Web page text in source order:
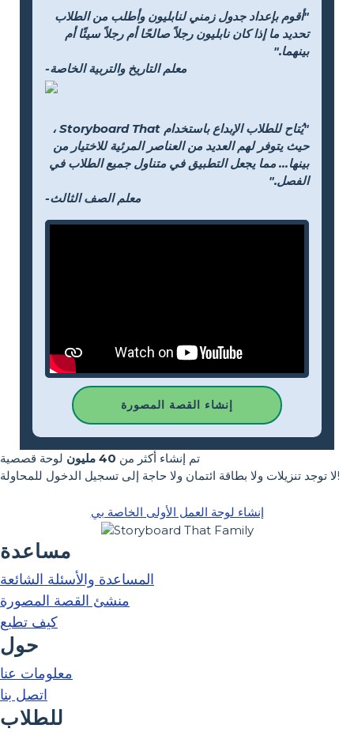
"أقوم بإعداد جدول زمني لنابليون وأطلب من الطلاب
تحديد ما إذا كان نابليون رجلاً صالحًا أم رجلاً سيئًا أم
بينهما."
-معلم التاريخ والتربية الخاصة
"يُتاح للطلاب الإبداع باستخدام Storyboard That ،
حيث يتوفر لهم العديد من العناصر المرئية للاختيار من
بينها... مما يجعل التطبيق في متناول جميع الطلاب في
الفصل."
-معلم الصف الثالث
إنشاء القصة المصورة
تم إنشاء أكثر من 40 مليون
لوحة قصصية
لا توجد تنزيلات ولا بطاقة ائتمان ولا حاجة إلى تسجيل الدخول للمحاولة!
إنشاء لوحة العمل الأولى الخاصة بي
مساعدة
المساعدة والأسئلة الشائعة
منشئ القصة المصورة
كيف تطبع
حول
معلومات عنا
اتصل بنا
للطلاب